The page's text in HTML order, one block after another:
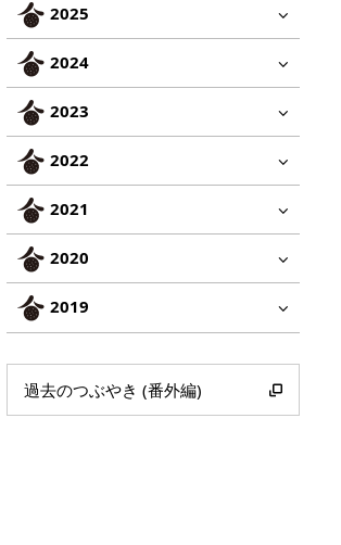
2025
2024
2023
2022
2021
2020
2019
過去のつぶやき (番外編)